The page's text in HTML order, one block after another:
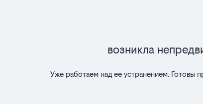
Возникла
Уже работаем над ее устранением. Готовы